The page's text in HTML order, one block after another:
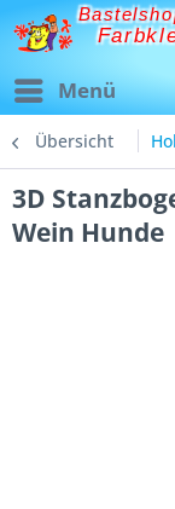
Menü
Übersicht
3D
Wein Hunde